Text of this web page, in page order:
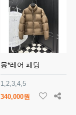
몽*레어 패딩
1,2,3,4,5
340,000원